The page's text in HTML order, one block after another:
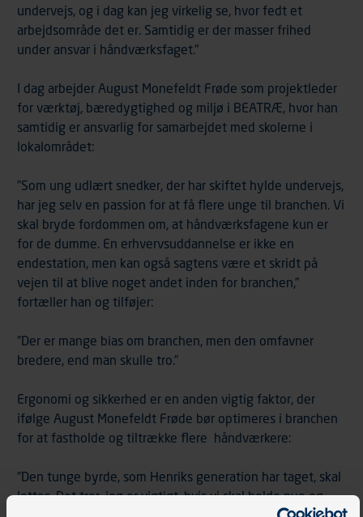
undervejs, og i dag kan jeg virkelig se, hvor fedt et
arbejdsområde det er. Samtidig er der masser frihed
under ansvar i håndværksfaget."
I dag arbejder August Monefeldt Frøde som projektleder
for værktøj, bæredygtighed og miljø i BEATRÆ, hvor han
samtidig er ansvarlig for samarbejdet med skolerne i
lokalområdet:
”Som ung udlært snedker, der har skiftet hylde undervejs,
har jeg selv en passion for at få flere unge til branchen. Vi
skal bryde fordommen om, at håndværksfagene kun er
for de dumme. En erhvervsuddannelse er ikke en
endestation, men kan også sagtens være et skridt på
vejen til at blive noget andet inden for branchen,”
fortæller han og tilføjer:
”Der er mange bias om branchen, men den omfavner
bredere, end man skulle tro.”
Ergonomi og sikkerhed er en anden vigtig faktor, der
ifølge August Monefeldt Frøde bør optimeres i branchen
for at fastholde og tiltrække flere håndværkere:
”Den tunge byrde, som Henriks generation har taget, skal
lettes. Det tror, jeg er vigtigt, hvis vi skal holde nye og